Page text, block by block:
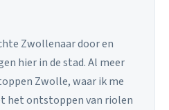
Zwollenaar door en
hier in de stad. Al meer
Zwolle, waar ik me
het ontstoppen van riolen